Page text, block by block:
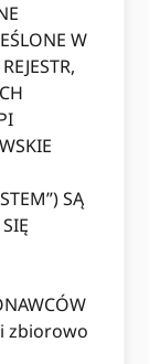
W
SĄ
i zbiorowo